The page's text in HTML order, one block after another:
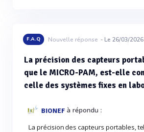
F.A.Q Nouvelle réponse - Le 26/03/2026
La précision des capteurs
que le MICRO-PAM, est-elle
celle des systèmes fixes en
BIONEF à répondu :
La précision des capteurs portables,